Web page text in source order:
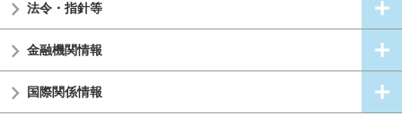
法令・指針等
金融機関情報
国際関係情報